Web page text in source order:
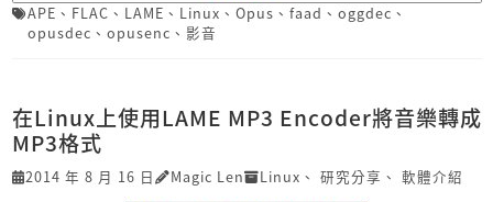
APE 、 FLAC 、 LAME 、 Linux 、 Opus 、 faad 、 oggdec 、
opusdec 、 opusenc 、 影音
在Linux上使用LAME MP3 Encoder將音樂轉成
MP3格式
2014 年 8 月 16 日 Magic Len Linux 、 研究分享 、 軟體介紹